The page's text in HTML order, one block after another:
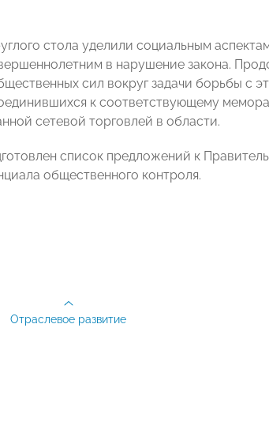
стола уделили социальным
в нарушение закона.
сил вокруг задачи борьбы
к соответствующему
сетевой торговлей в области.
список предложений к
общественного контроля.
Отраслевое развитие